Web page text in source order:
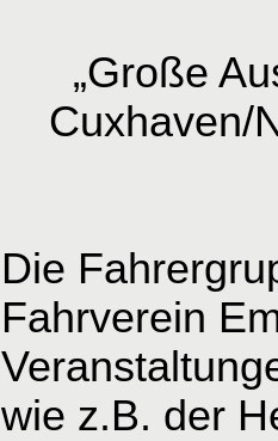
„Große
Cuxhaven/
Die
Fahrverein
wie z.B. der